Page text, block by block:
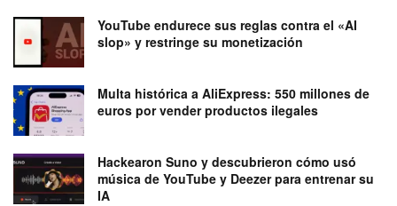
YouTube endurece sus reglas contra el «AI
slop» y restringe su monetización
Multa histórica a AliExpress: 550 millones de
euros por vender productos ilegales
Hackearon Suno y descubrieron cómo usó
música de YouTube y Deezer para entrenar su
IA